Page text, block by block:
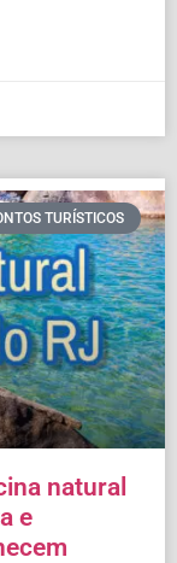
TURÍSTICOS
natural
e